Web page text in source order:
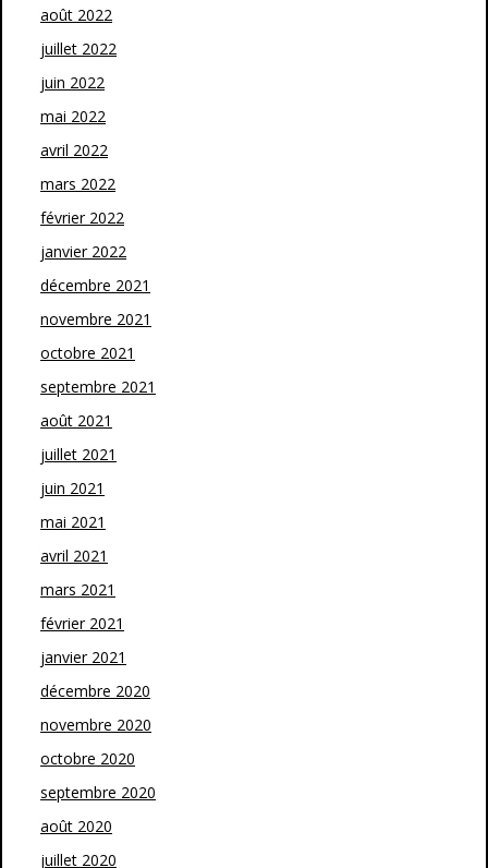
août 2022
juillet 2022
juin 2022
mai 2022
avril 2022
mars 2022
février 2022
janvier 2022
décembre 2021
novembre 2021
octobre 2021
septembre 2021
août 2021
juillet 2021
juin 2021
mai 2021
avril 2021
mars 2021
février 2021
janvier 2021
décembre 2020
novembre 2020
octobre 2020
septembre 2020
août 2020
juillet 2020